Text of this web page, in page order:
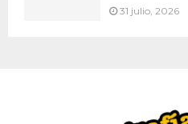
31 julio, 2026